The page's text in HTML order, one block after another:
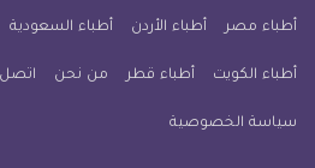
معلومة
للآيفون
أطباء مصر أطباء الأردن أطباء السعودية
أطباء الكويت أطباء قطر من نحن اتصل
سياسة الخصوصية